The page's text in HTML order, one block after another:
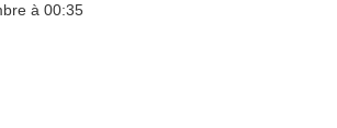
à 00:35